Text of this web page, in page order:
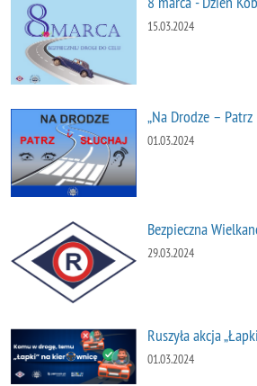
15.03.2024
„Na Drodze – Patrz
01.03.2024
Bezpieczna
29.03.2024
Ruszyła akcja
01.03.2024